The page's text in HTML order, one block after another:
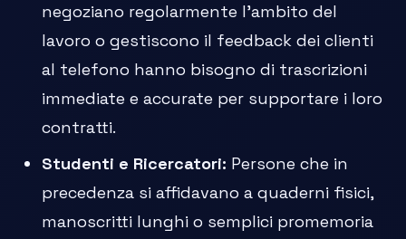
negoziano regolarmente l'ambito del
lavoro o gestiscono il feedback dei clienti
al telefono hanno bisogno di trascrizioni
immediate e accurate per supportare i loro
contratti.
Studenti e Ricercatori: Persone che in
precedenza si affidavano a quaderni fisici,
manoscritti lunghi o semplici promemoria